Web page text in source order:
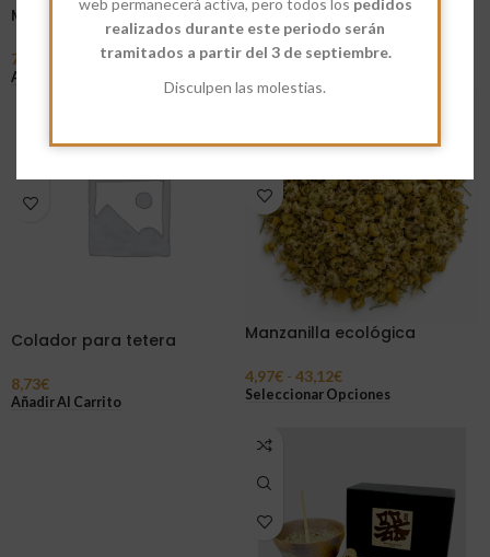
web permanecerá activa, pero todos los pedidos
realizados durante este periodo serán
tramitados a partir del 3 de septiembre.
Disculpen las molestias.
Medidor de Té
7,85
Añadir Al Carrito
para tetera
1,62€
Manzanilla ecológica
4,97€ - 43,12€
Seleccionar Opciones
Colador para tetera
8,73€
Añadir Al Carrito